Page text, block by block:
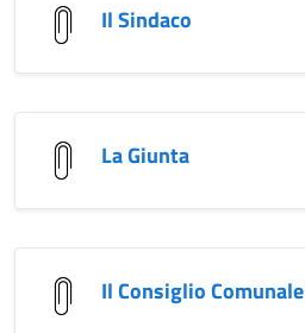
Il Sindaco
La Giunta
Il Consiglio Comunale